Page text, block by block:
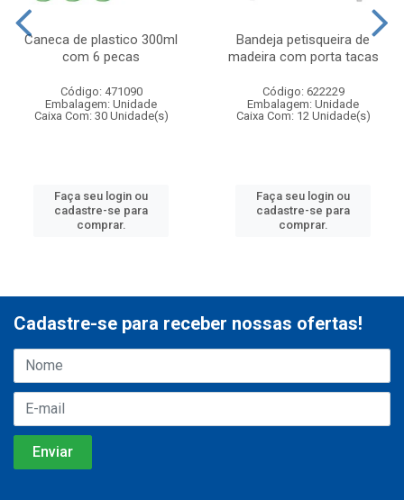
Caneca de plastico 300ml
com 6 pecas
Código: 471090
Embalagem: Unidade
Caixa Com: 30 Unidade(s)
Faça seu login ou
cadastre-se para
comprar.
Bandeja petisqueira de
madeira com porta tacas
Código: 622229
Embalagem: Unidade
Caixa Com: 12 Unidade(s)
Faça seu login ou
cadastre-se para
comprar.
Cadastre-se para receber nossas ofertas!